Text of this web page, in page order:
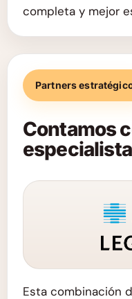
completa y mejor
Partners
Contamos
Esta combinación